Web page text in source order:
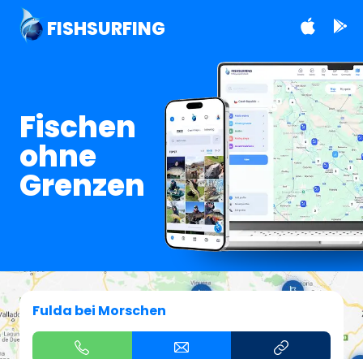
FISHSURFING
Fischen
ohne
Grenzen
Fulda bei Morschen